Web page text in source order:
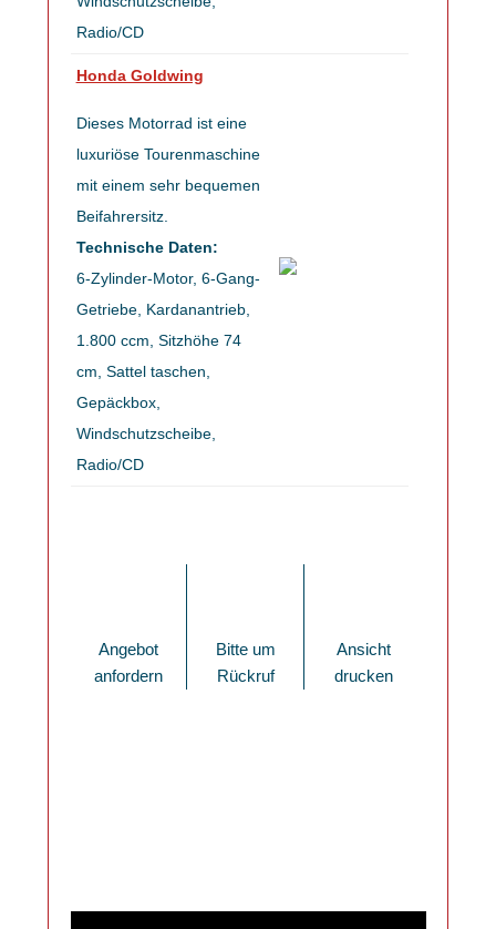
Radio/CD
Honda Goldwing
Dieses Motorrad ist eine
luxuriöse Tourenmaschine
mit einem sehr bequemen
Beifahrersitz.
Technische Daten:
6-Zylinder-Motor, 6-Gang-
Getriebe, Kardanantrieb,
1.800 ccm, Sitzhöhe 74
cm, Sattel taschen,
Gepäckbox,
Windschutzscheibe,
Radio/CD
Angebot
anfordern
Bitte um
Rückruf
Ansicht
drucken